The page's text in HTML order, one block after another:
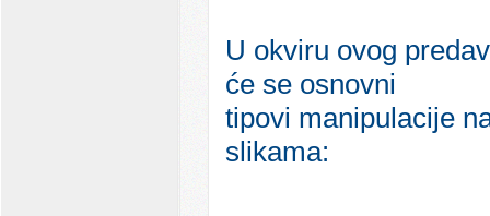
U okviru ovog
će se osnovni
tipovi manipulacije
slikama: